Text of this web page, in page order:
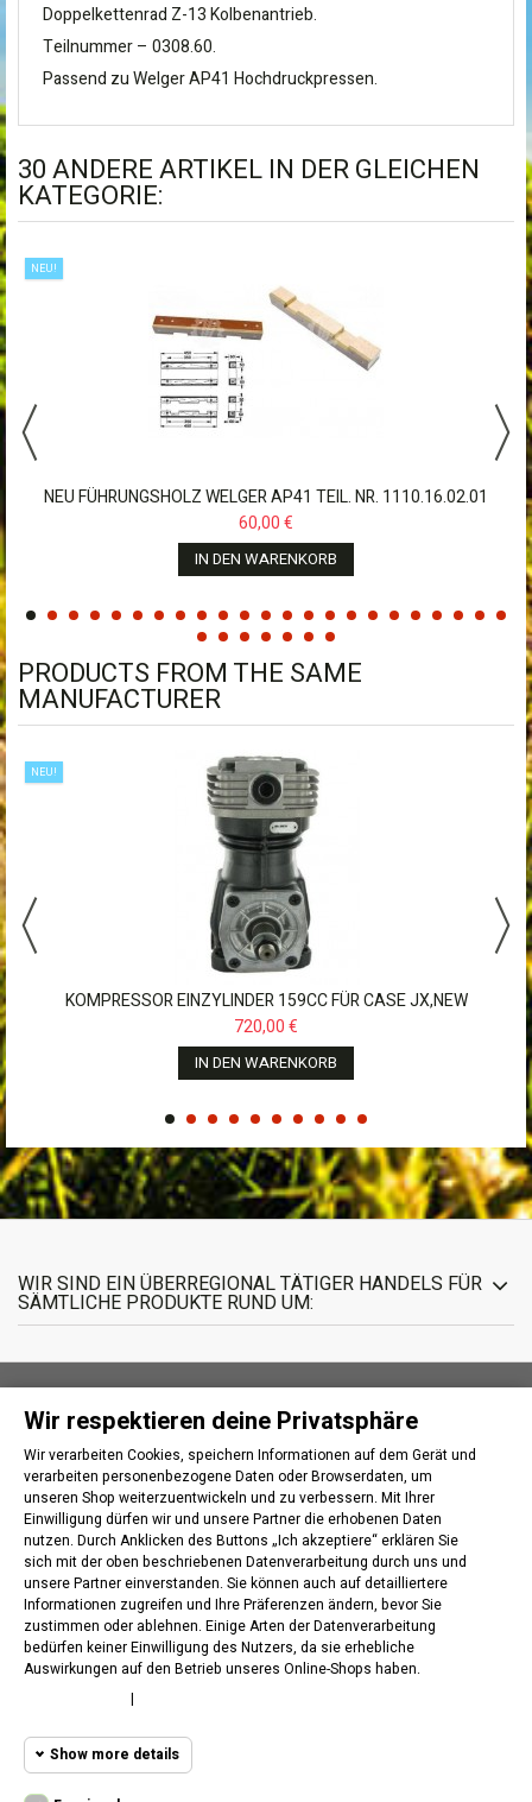
Doppelkettenrad Z-13 Kolbenantrieb.
Teilnummer – 0308.60.
Passend zu Welger AP41 Hochdruckpressen.
30 ANDERE ARTIKEL IN DER GLEICHEN
KATEGORIE:
NEU!
NEU FÜHRUNGSHOLZ WELGER AP41 TEIL. NR. 1110.16.02.01
60,00 €
IN DEN WARENKORB
PRODUCTS FROM THE SAME
MANUFACTURER
NEU!
KOMPRESSOR EINZYLINDER 159CC FÜR CASE JX,NEW
HOLLAND,JOHN...
720,00 €
IN DEN WARENKORB
WIR SIND EIN ÜBERREGIONAL TÄTIGER HANDELS FÜR
SÄMTLICHE PRODUKTE RUND UM:
INFORMATIONEN
IHR KUNDENBEREICH
KONTAKT
FOLLOW US
NEWSLETTER
Wir respektieren deine Privatsphäre
Wir verarbeiten Cookies, speichern Informationen auf dem Gerät und
verarbeiten personenbezogene Daten oder Browserdaten, um
unseren Shop weiterzuentwickeln und zu verbessern. Mit Ihrer
Einwilligung dürfen wir und unsere Partner die erhobenen Daten
nutzen. Durch Anklicken des Buttons „Ich akzeptiere“ erklären Sie
sich mit der oben beschriebenen Datenverarbeitung durch uns und
unsere Partner einverstanden. Sie können auch auf detailliertere
Informationen zugreifen und Ihre Präferenzen ändern, bevor Sie
zustimmen oder ablehnen. Einige Arten der Datenverarbeitung
bedürfen keiner Einwilligung des Nutzers, da sie erhebliche
Auswirkungen auf den Betrieb unseres Online-Shops haben.
|
Show more details
Widerrufsstatus verfolgen